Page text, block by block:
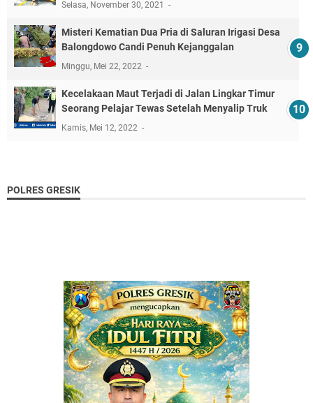
Selasa, November 30, 2021
Misteri Kematian Dua Pria di Saluran Irigasi Desa
Balongdowo Candi Penuh Kejanggalan
Minggu, Mei 22, 2022
Kecelakaan Maut Terjadi di Jalan Lingkar Timur
Seorang Pelajar Tewas Setelah Menyalip Truk
Kamis, Mei 12, 2022
POLRES GRESIK